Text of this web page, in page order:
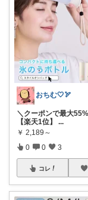
おちむ🤍🏹
＼クーポンで最大
【楽天1位】
...
￥ 2,189～
0 0 3
コレ